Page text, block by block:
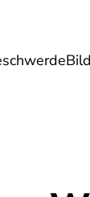
Energie